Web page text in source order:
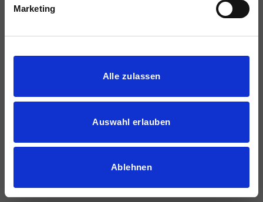
Marketing
Details zeigen
Alle zulassen
Auswahl erlauben
Ablehnen